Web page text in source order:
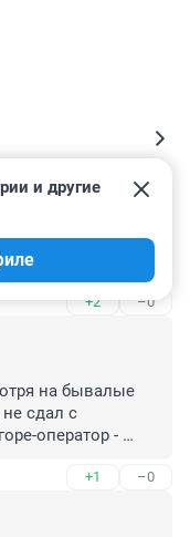
будут
+2 –0
и другие
на бывалые
не сдал с
оператор -
с потрохами в
то, что первый
Позор!
+1 –0